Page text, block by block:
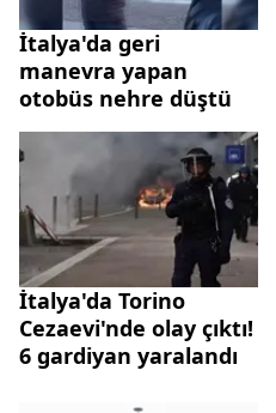
İtalya'da geri
manevra yapan
otobüs nehre düştü
İtalya'da Torino
Cezaevi'nde olay çıktı!
6 gardiyan yaralandı